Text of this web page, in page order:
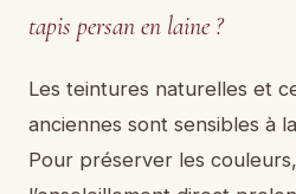
tapis persan en laine ?
Les teintures naturelles et
anciennes sont sensibles à
Pour préserver les